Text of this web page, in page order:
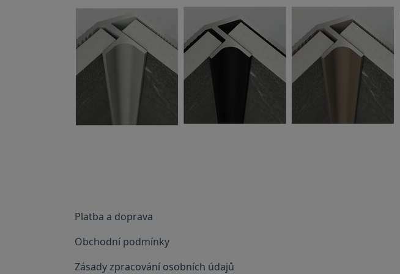
Platba a doprava
Obchodní podmínky
Zásady zpracování osobních údajů